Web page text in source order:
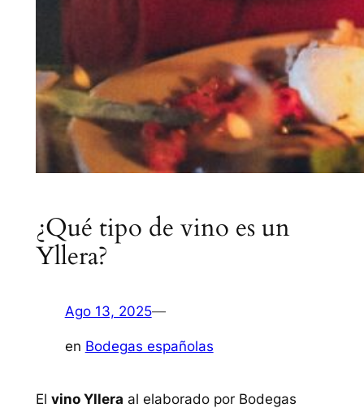
¿Qué tipo de vino es un
Yllera?
Ago 13, 2025—
en Bodegas españolas
El vino Yllera al elaborado por Bodegas